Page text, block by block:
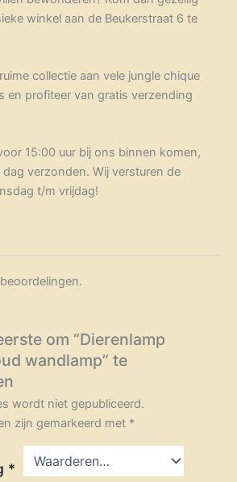
winkel aan de Beukerstraat 6 te
collectie aan vele jungle chique
en profiteer van gratis verzending
15:00 uur bij ons binnen komen,
verzonden. Wij versturen de
t/m vrijdag!
om “Dierenlamp
wandlamp” te
wordt niet gepubliceerd.
zijn gemarkeerd met *
*